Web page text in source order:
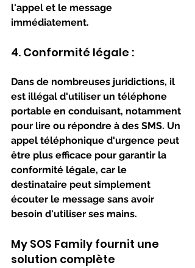
l'appel et le message
immédiatement.
4. Conformité légale :
Dans de nombreuses juridictions, il
est illégal d'utiliser un téléphone
portable en conduisant, notamment
pour lire ou répondre à des SMS. Un
appel téléphonique d'urgence peut
être plus efficace pour garantir la
conformité légale, car le
destinataire peut simplement
écouter le message sans avoir
besoin d'utiliser ses mains.
My SOS Family fournit une
solution complète